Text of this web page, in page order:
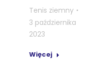
Tenis ziemny
3 października
2023
Więcej